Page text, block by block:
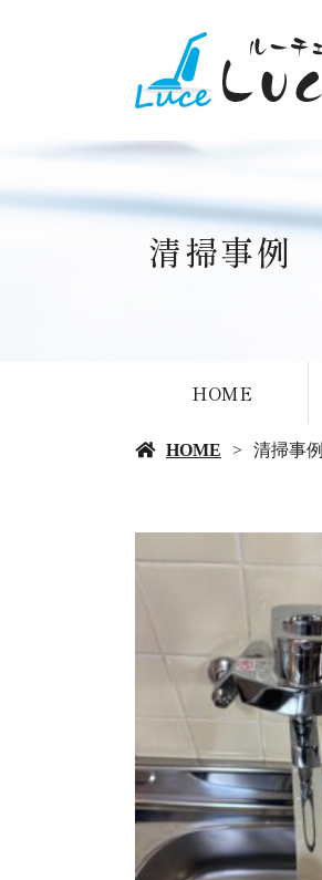
清掃事例
HOME
HOME 清掃事例